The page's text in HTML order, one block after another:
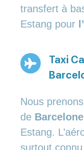
transfert à
Estang pour
Taxi
Nous
de Barcelone
Estang.
surtout